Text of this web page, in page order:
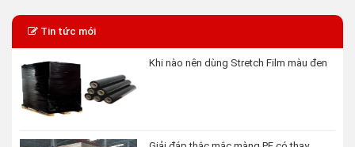
Tin tức mới
Khi nào nên dùng Stretch Film màu đen